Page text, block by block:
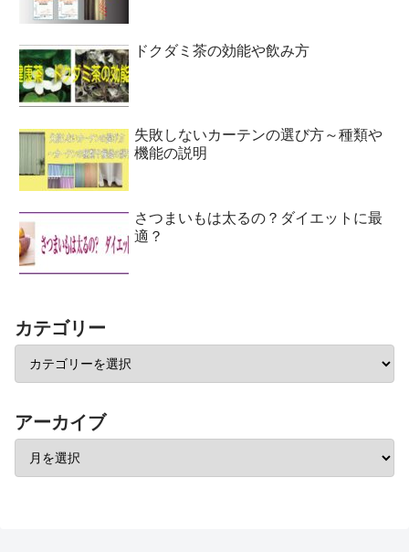
ドクダミ茶の効能や飲み方
失敗しないカーテンの選び方～種類や
機能の説明
さつまいもは太るの？ダイエットに最
適？
カテゴリー
アーカイブ